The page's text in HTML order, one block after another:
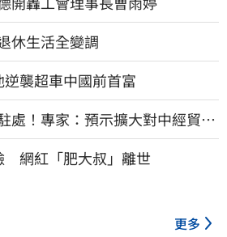
休生活全變調
襲超車中國前首富
處！專家：預示擴大對中經貿合
網紅「肥大叔」離世
更多